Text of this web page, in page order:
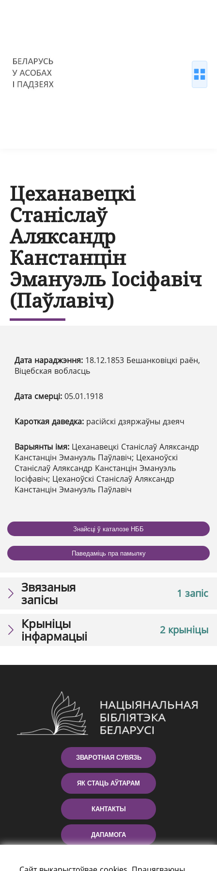
Цеханавецкі
Станіслаў
Аляксандр
Канстанцін
Эмануэль Іосіфавіч
(Паўлавіч)
Дата нараджэння: 18.12.1853 Бешанковіцкі раён,
Віцебская вобласць
Дата смерці: 05.01.1918
Кароткая даведка: расійскі дзяржаўны дзеяч
Варыянты імя: Цеханавецкі Станіслаў Аляксандр
Канстанцін Эмануэль Паўлавіч; Цеханоўскі
Станіслаў Аляксандр Канстанцін Эмануэль
Іосіфавіч; Цеханоўскі Станіслаў Аляксандр
Канстанцін Эмануэль Паўлавіч
Знайсці ў каталозе НББ
Паведаміць пра памылку
1 запіс
Звязаныя
запісы
2 крыніцы
Крыніцы
інфармацыі
ЗВАРОТНАЯ СУВЯЗЬ
ЯК СТАЦЬ АЎТАРАМ
КАНТАКТЫ
ДАПАМОГА